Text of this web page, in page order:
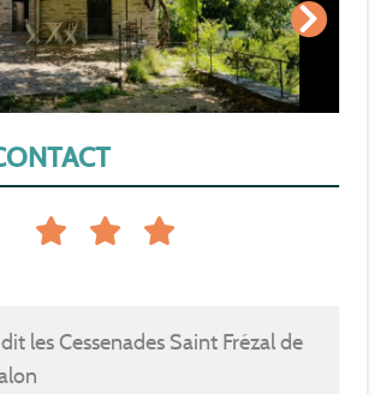
les Cessenades Saint Frézal de